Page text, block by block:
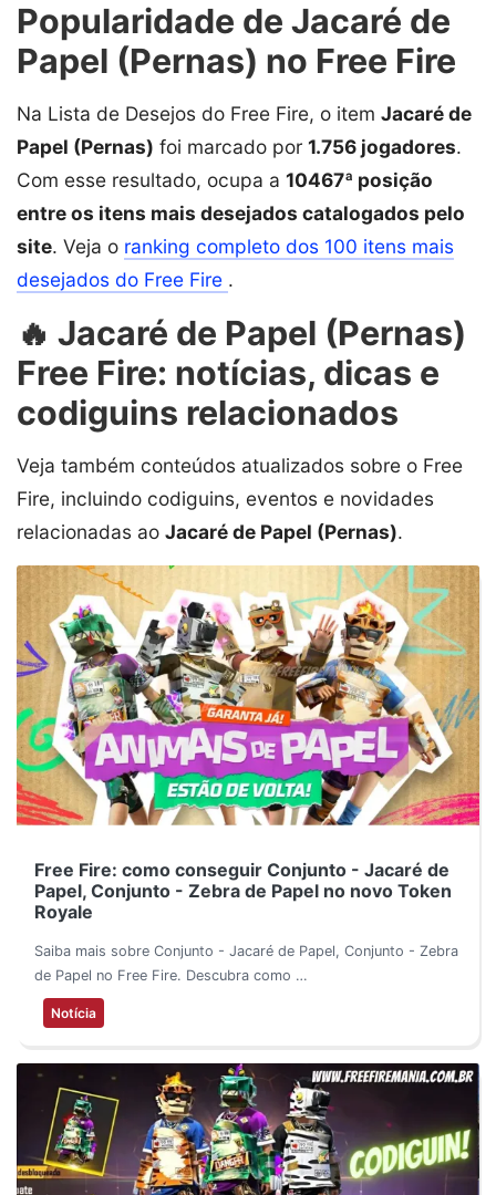
Popularidade de Jacaré de
Papel (Pernas) no Free Fire
Na Lista de Desejos do Free Fire, o item Jacaré de
Papel (Pernas) foi marcado por 1.756 jogadores.
Com esse resultado, ocupa a 10467ª posição
entre os itens mais desejados catalogados pelo
site. Veja o ranking completo dos 100 itens mais
desejados do Free Fire .
🔥 Jacaré de Papel (Pernas)
Free Fire: notícias, dicas e
codiguins relacionados
Veja também conteúdos atualizados sobre o Free
Fire, incluindo codiguins, eventos e novidades
relacionadas ao Jacaré de Papel (Pernas).
Free Fire: como conseguir Conjunto - Jacaré de
Papel, Conjunto - Zebra de Papel no novo Token
Royale
Saiba mais sobre Conjunto - Jacaré de Papel, Conjunto - Zebra
de Papel no Free Fire. Descubra como …
Notícia